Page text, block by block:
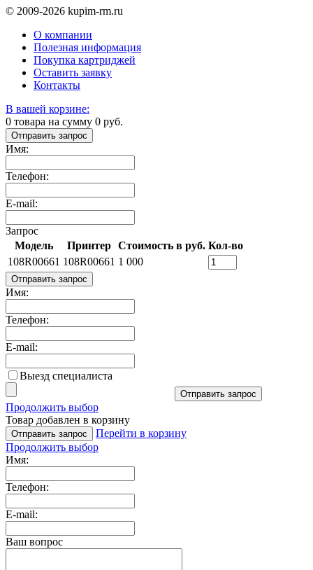
© 2009-2026 kupim-rm.ru
О компании
Полезная информация
Покупка картриджей
Оставить заявку
Контакты
В вашей корзине:
0 товара на сумму 0 руб.
Отправить запрос
Имя:
Телефон:
E-mail:
Запрос
Модель
Принтер Стоимость в руб. Кол-во
108R00661 108R00661 1 000
Отправить запрос
Имя:
Телефон:
E-mail:
Выезд специалиста
Отправить запрос
Продолжить выбор
Товар добавлен в корзину
Отправить запрос
Перейти в корзину
Продолжить выбор
Имя:
Телефон:
E-mail:
Ваш вопрос